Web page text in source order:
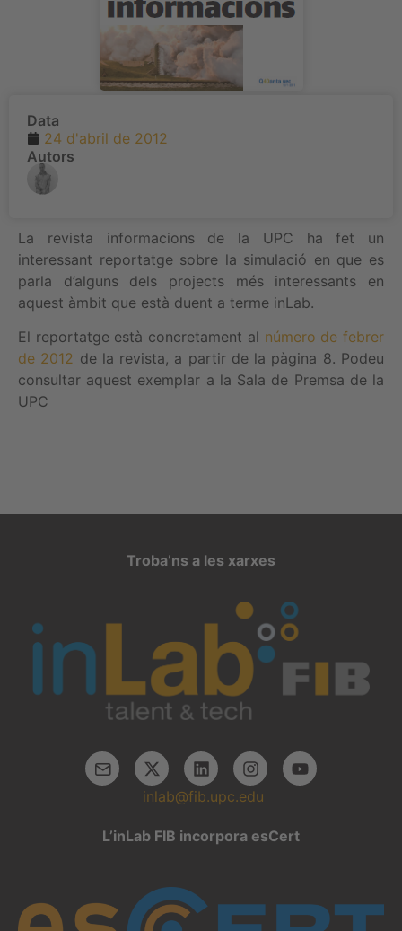
La revista informacions de la UPC ha fet un
interessant reportatge sobre la simulació en que es
parla d’alguns dels projects més interessants en
aquest àmbit que està duent a terme inLab.
El reportatge està concretament al número de febrer
de 2012 de la revista, a partir de la pàgina 8. Podeu
consultar aquest exemplar a la Sala de Premsa de la
UPC
Data
24 d'abril de 2012
Autors
Troba’ns a les xarxes
inlab@fib.upc.edu
L’inLab FIB incorpora esCert